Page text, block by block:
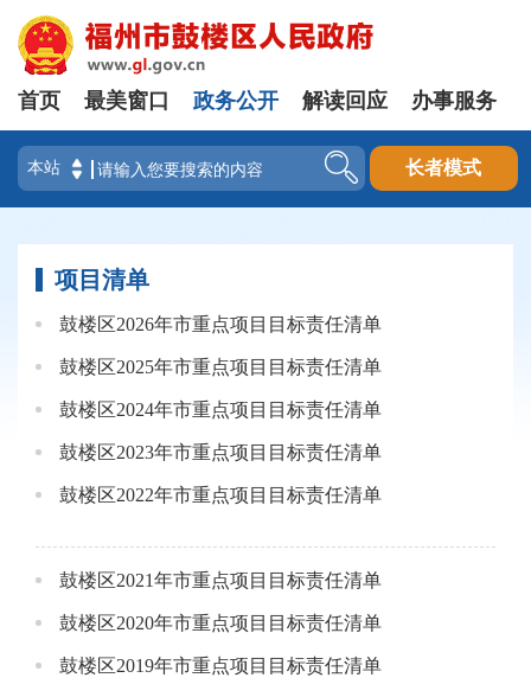
登录
首页 最美窗口 政务公开 解读回应 办事服务
长者模式
项目清单
鼓楼区2026年市重点项目目标责任清单
鼓楼区2025年市重点项目目标责任清单
鼓楼区2024年市重点项目目标责任清单
鼓楼区2023年市重点项目目标责任清单
鼓楼区2022年市重点项目目标责任清单
鼓楼区2021年市重点项目目标责任清单
鼓楼区2020年市重点项目目标责任清单
鼓楼区2019年市重点项目目标责任清单